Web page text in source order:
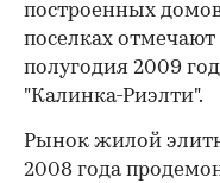
построенных
поселках
полугодия 2009
"Калинка-Риэлти".
Рынок жилой
2008 года